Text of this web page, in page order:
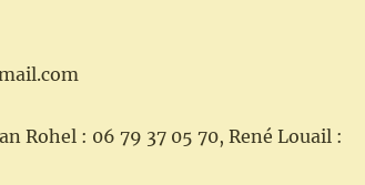
Rohel : 06 79 37 05 70, René Louail :